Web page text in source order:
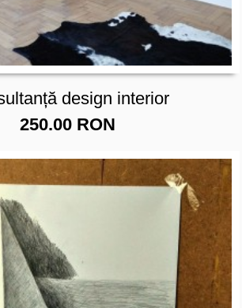
design interior
250.00 RON